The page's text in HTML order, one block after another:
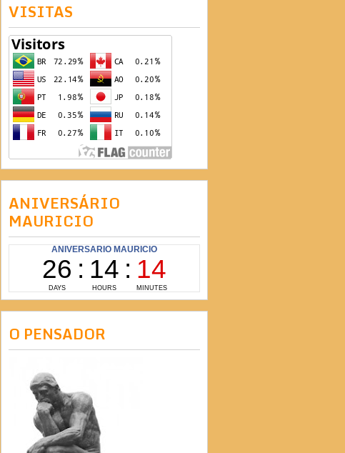
VISITAS
ANIVERSÁRIO
MAURICIO
O PENSADOR